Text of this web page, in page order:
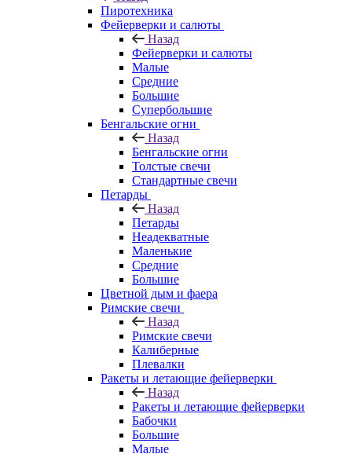
Пиротехника
Фейерверки и салюты
Назад
Фейерверки и салюты
Малые
Средние
Большие
Супербольшие
Бенгальские огни
Назад
Бенгальские огни
Толстые свечи
Стандартные свечи
Петарды
Назад
Петарды
Неадекватные
Маленькие
Средние
Большие
Цветной дым и фаера
Римские свечи
Назад
Римские свечи
Калиберные
Плевалки
Ракеты и летающие фейерверки
Назад
Ракеты и летающие фейерверки
Бабочки
Большие
Малые